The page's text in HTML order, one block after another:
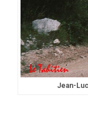
Jean-